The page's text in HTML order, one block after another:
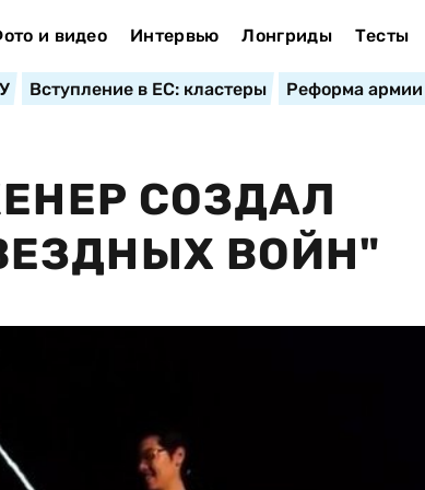
и видео Интервью Лонгриды Тесты
Вступление в ЕС: кластеры Реформа армии
СОЗДАЛ
ВОЙН"